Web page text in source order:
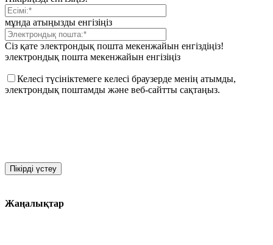
мұнда атыңызды енгізіңіз
Сіз қате электрондық пошта мекенжайын енгіздіңіз!
электрондық пошта мекенжайын енгізіңіз
Келесі түсініктемеге келесі браузерде менің атымды,
электрондық поштамды және веб-сайтты сақтаңыз.
Жаңалықтар